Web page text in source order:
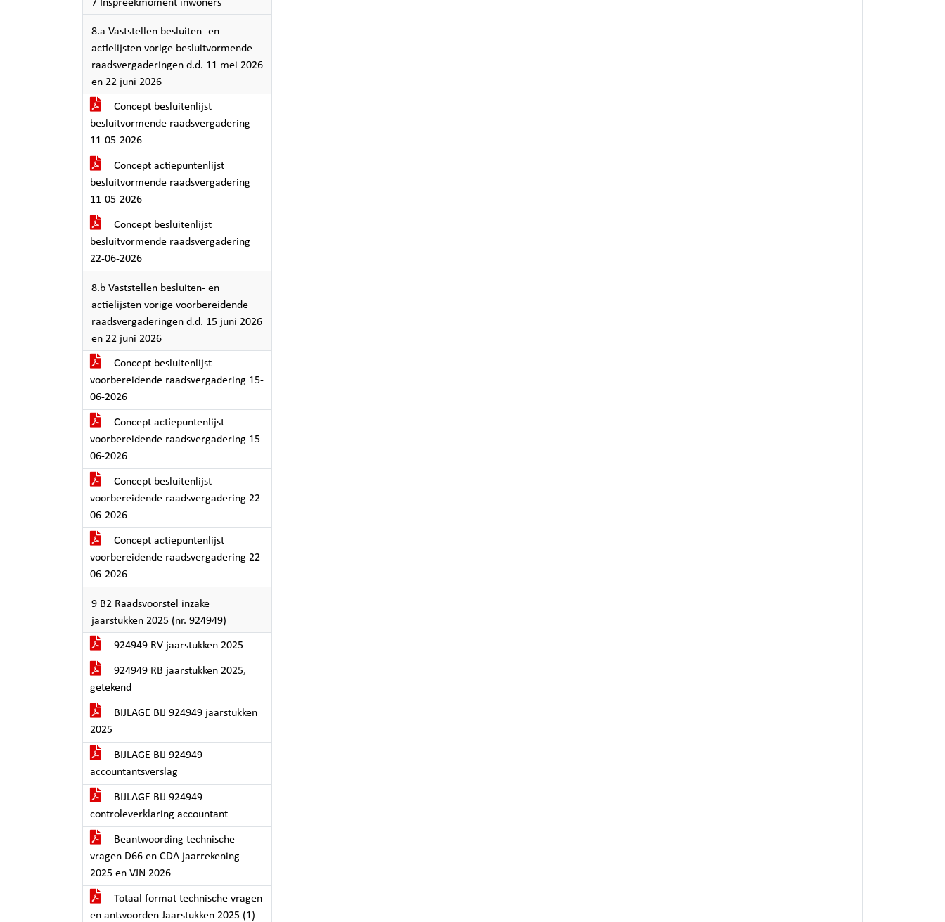
7 Inspreekmoment inwoners
8.a Vaststellen besluiten- en
actielijsten vorige besluitvormende
raadsvergaderingen d.d. 11 mei 2026
en 22 juni 2026
Concept besluitenlijst
besluitvormende raadsvergadering
11-05-2026
Concept actiepuntenlijst
besluitvormende raadsvergadering
11-05-2026
Concept besluitenlijst
besluitvormende raadsvergadering
22-06-2026
8.b Vaststellen besluiten- en
actielijsten vorige voorbereidende
raadsvergaderingen d.d. 15 juni 2026
en 22 juni 2026
Concept besluitenlijst
voorbereidende raadsvergadering 15-
06-2026
Concept actiepuntenlijst
voorbereidende raadsvergadering 15-
06-2026
Concept besluitenlijst
voorbereidende raadsvergadering 22-
06-2026
Concept actiepuntenlijst
voorbereidende raadsvergadering 22-
06-2026
9 B2 Raadsvoorstel inzake
jaarstukken 2025 (nr. 924949)
924949 RV jaarstukken 2025
924949 RB jaarstukken 2025,
getekend
BIJLAGE BIJ 924949 jaarstukken
2025
BIJLAGE BIJ 924949
accountantsverslag
BIJLAGE BIJ 924949
controleverklaring accountant
Beantwoording technische
vragen D66 en CDA jaarrekening
2025 en VJN 2026
Totaal format technische vragen
en antwoorden Jaarstukken 2025 (1)